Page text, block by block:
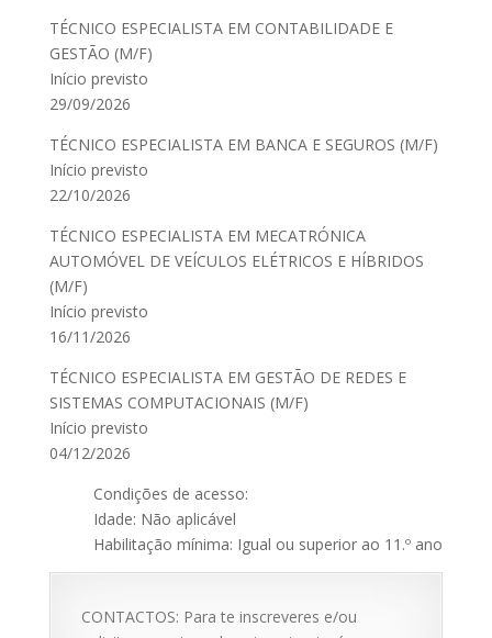
TÉCNICO ESPECIALISTA EM CONTABILIDADE E
GESTÃO (M/F)
Início previsto
29/09/2026
TÉCNICO ESPECIALISTA EM BANCA E SEGUROS (M/F)
Início previsto
22/10/2026
TÉCNICO ESPECIALISTA EM MECATRÓNICA
AUTOMÓVEL DE VEÍCULOS ELÉTRICOS E HÍBRIDOS
(M/F)
Início previsto
16/11/2026
TÉCNICO ESPECIALISTA EM GESTÃO DE REDES E
SISTEMAS COMPUTACIONAIS (M/F)
Início previsto
04/12/2026
Condições de acesso:
Idade: Não aplicável
Habilitação mínima: Igual ou superior ao 11.º ano
CONTACTOS: Para te inscreveres e/ou